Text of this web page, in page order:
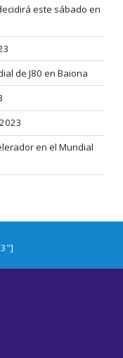
este sábado en
de J80 en Baiona
en el Mundial